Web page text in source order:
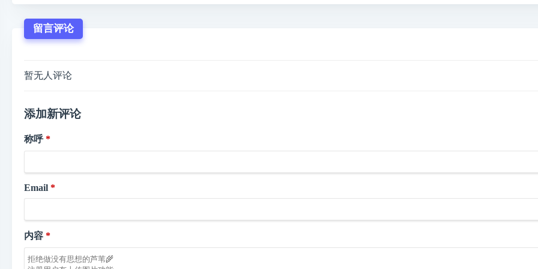
留言评论
暂无人评论
添加新评论
称呼
Email
内容